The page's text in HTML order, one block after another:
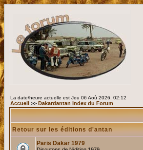
La date/heure actuelle est Jeu 06 Aoû 2026, 02:12
Accueil >> Dakardantan Index du Forum
Retour sur les éditions d'antan
Paris Dakar 1979